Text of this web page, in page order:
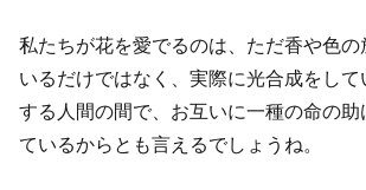
私たちが花を愛でるのは、ただ香や色
いるだけではなく、実際に光合成をして
する人間の間で、お互いに一種の命の助
ているからとも言えるでしょうね。